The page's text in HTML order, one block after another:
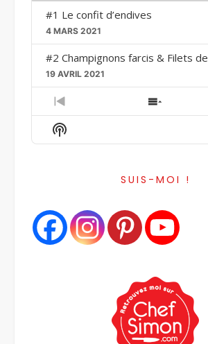
#1 Le confit d’endives
4 MARS 2021
#2 Champignons farcis & Filets
19 AVRIL 2021
Previous
Episode
Show
Show
Podcast
SUIS-MOI !